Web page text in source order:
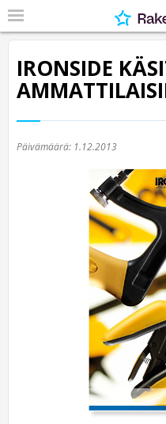
IRONSIDE
Päivämäärä: 1.12.2013